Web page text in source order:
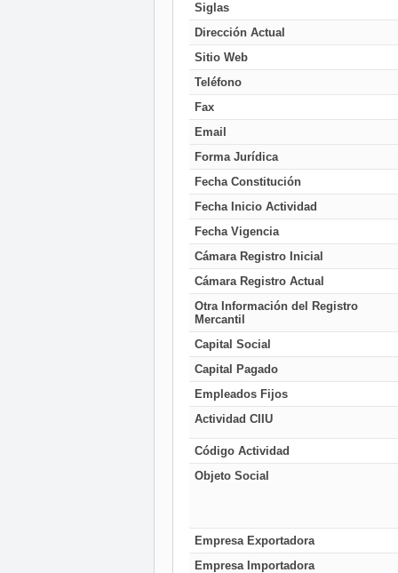
Siglas
Dirección Actual
Sitio Web
Teléfono
Fax
Email
Forma Jurídica
Fecha Constitución
Fecha Inicio Actividad
Fecha Vigencia
Cámara Registro Inicial
Cámara Registro Actual
Otra Información del Registro
Mercantil
Capital Social
Capital Pagado
Empleados Fijos
Actividad CIIU
Código Actividad
Objeto Social
Empresa Exportadora
Empresa Importadora